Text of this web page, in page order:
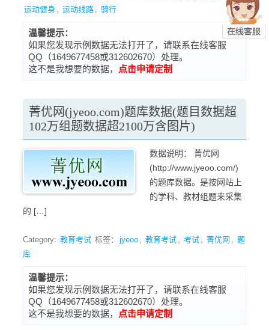
运动健身 , 运动线路 , 骑行
温馨提示：
如果您发现示例数据无法打开了，请联系在线客服
QQ（1649677458或312602670）处理。
这不是我想要的数据，
点击申请定制
菁优网(jyeoo.com)题库数据(题目数据超
102万组题数据超2100万含图片)
数据说明： 菁优网
(http://www.jyeoo.com/)
的题库数据。是按网站上
的学科、教材组题来采集
的 […]
Category: 教育考试 标签： jyeoo , 教育考试 , 考试 , 菁优网 , 题
库
温馨提示：
如果您发现示例数据无法打开了，请联系在线客服
QQ（1649677458或312602670）处理。
这不是我想要的数据，
点击申请定制